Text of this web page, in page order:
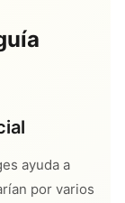
ayuda a
por varios